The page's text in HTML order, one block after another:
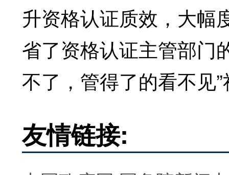
升资格认证质效，大幅
省了资格认证主管部门
不了，管得了的看不见
友情链接: